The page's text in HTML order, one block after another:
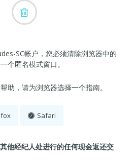
SC帐户，您必须清除浏览器中的
个匿名模式窗口。
助，请为浏览器选择一个指南。
Safari
他经纪人处进行的任何现金返还交